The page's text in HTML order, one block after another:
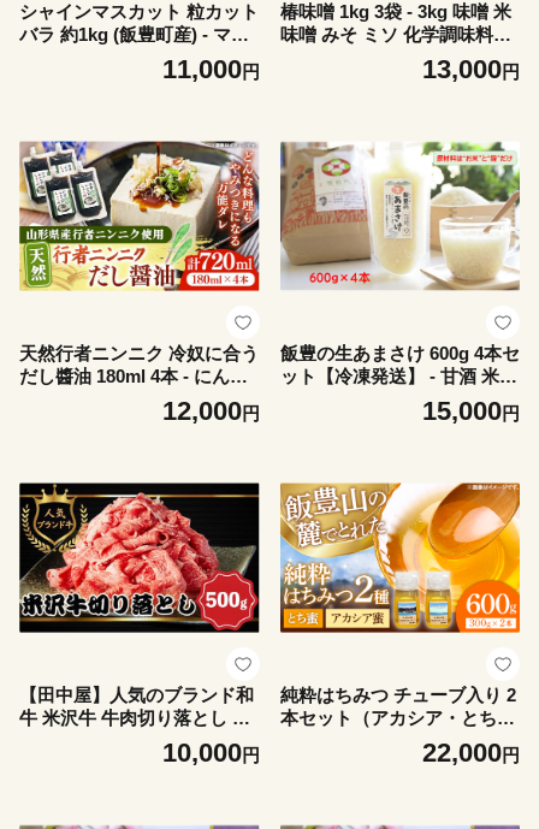
シャインマスカット 粒カット
バラ 約1kg (飯豊町産) - マス
11,000円
椿味噌 1kg 3袋 - 3kg 味噌 米
味噌 みそ ミソ 化学調味料不
使用 保存料不使用 使いやす
い おすすめ 送料無料 山形県
13,000円
天然行者ニンニク 冷奴に合う
だし醬油 180ml 4本 - にんに
く醬油 だし醬油 出汁醤油 パ
ウチパック 使いやすい おす
12,000円
飯豊の生あまさけ 600g 4本セ
ット【冷凍発送】 - 甘酒 米麹
砂糖不使用 ノンアルコール
ノンシュガー あまざけ 発酵
料 マルシチ米穀 山形県 飯豊
町
15,000円
【田中屋】人気のブランド和
牛 米沢牛 牛肉切り落とし 50
0g【冷凍】 - ブランド牛 国産
和牛 黒毛和牛 牛肉 切り落と
10,000円
純粋はちみつ チューブ入り 2
本セット（アカシア・とち）
山形県飯豊町産蜂蜜 - 国産 蜂
蜜 食べ比べ おすすめ 送料無
22,000円